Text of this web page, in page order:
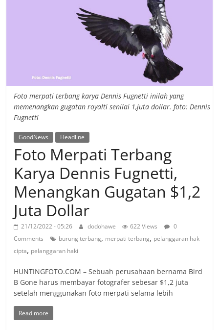
Foto merpati terbang karya Dennis Fugnetti inilah yang
memenangkan gugatan royalti senilai 1,juta dollar. foto: Dennis
Fugnetti
GoodNews Headline
Foto Merpati Terbang
Karya Dennis Fugnetti,
Menangkan Gugatan $1,2
Juta Dollar
21/12/2022 - 05:26 dodohawe 622 Views
0
Comments
burung terbang, merpati terbang, pelanggaran hak
cipta, pelanggaran haki
HUNTINGFOTO.COM – Sebuah perusahaan bernama Bird
B Gone harus membayar fotografer sebesar $1,2 juta
setelah menggunakan foto merpati selama lebih
Read more